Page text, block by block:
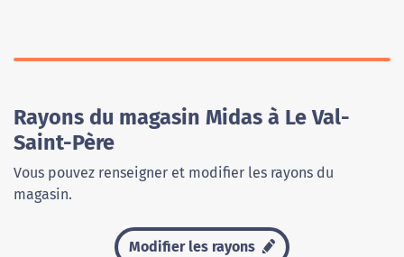
Rayons du magasin Midas à Le Val-
Saint-Père
Vous pouvez renseigner et modifier les rayons du
magasin.
Modifier les rayons